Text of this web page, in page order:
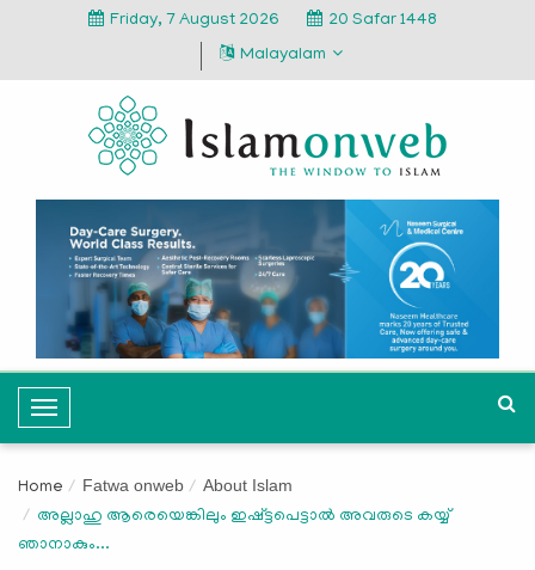
Friday, 7 August 2026
20 Safar 1448
Malayalam
T
o
g
l
e
Home Fatwa onweb About Islam
അല്ലാഹു ആരെയെങ്കിലും ഇഷ്ട്ടപെട്ടാൽ അവരുടെ കയ്യ്
ഞാനാകും...